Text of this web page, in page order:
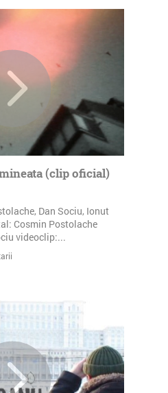
(clip oficial)
Dan Sociu, Ionut
Cosmin Postolache
videoclip:...